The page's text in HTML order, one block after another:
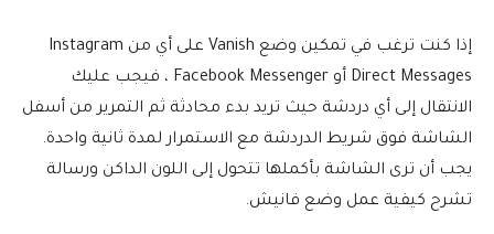
إذا كنت ترغب في تمكين وضع Vanish على أي من Instagram
Direct Messages أو Facebook Messenger ، فيجب عليك
الانتقال إلى أي دردشة حيث تريد بدء محادثة ثم التمرير من أسفل
الشاشة فوق شريط الدردشة مع الاستمرار لمدة ثانية واحدة.
يجب أن ترى الشاشة بأكملها تتحول إلى اللون الداكن ورسالة
تشرح كيفية عمل وضع فانيش.